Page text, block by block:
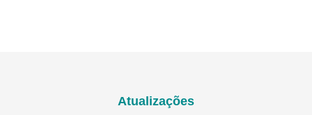
Atualizações